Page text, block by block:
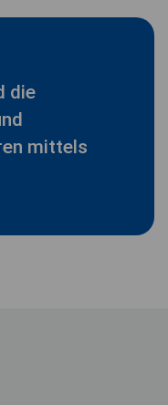
die
mittels